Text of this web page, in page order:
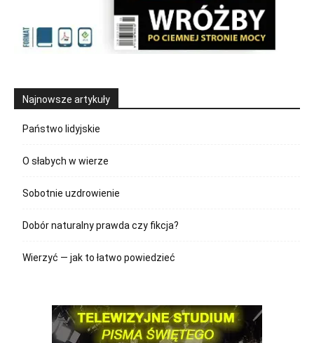
Najnowsze artykuły
Państwo lidyjskie
O słabych w wierze
Sobotnie uzdrowienie
Dobór naturalny prawda czy fikcja?
Wierzyć — jak to łatwo powiedzieć